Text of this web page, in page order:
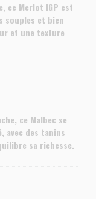
ce Merlot IGP est
souples et bien
et une texture
ce Malbec se
avec des tanins
sa richesse.